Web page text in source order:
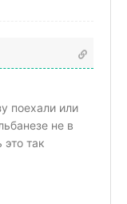
поехали или
не в
так